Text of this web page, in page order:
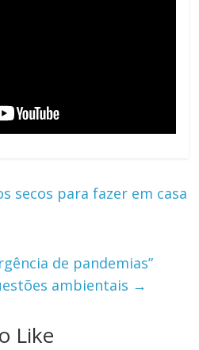
secos para fazer em casa
de pandemias”
ambientais →
Like